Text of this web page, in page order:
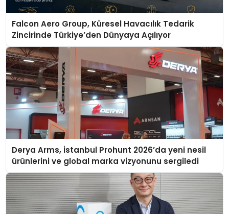
Falcon Aero Group, Küresel Havacılık Tedarik
Zincirinde Türkiye’den Dünyaya Açılıyor
Derya Arms, İstanbul Prohunt 2026’da yeni nesil
ürünlerini ve global marka vizyonunu sergiledi